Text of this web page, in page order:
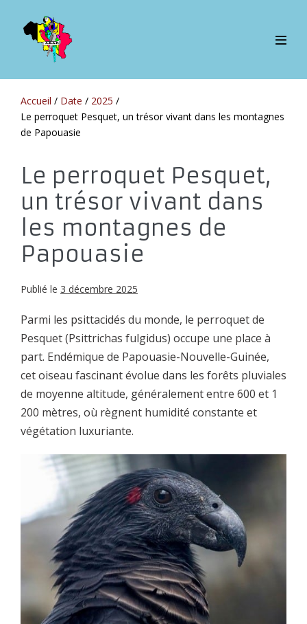
contenu
Accueil / Date / 2025 /
Le perroquet Pesquet, un trésor vivant dans les montagnes
de Papouasie
Le perroquet Pesquet,
un trésor vivant dans
les montagnes de
Papouasie
Publié le 3 décembre 2025
Parmi les psittacidés du monde, le perroquet de
Pesquet (Psittrichas fulgidus) occupe une place à
part. Endémique de Papouasie-Nouvelle-Guinée,
cet oiseau fascinant évolue dans les forêts pluviales
de moyenne altitude, généralement entre 600 et 1
200 mètres, où règnent humidité constante et
végétation luxuriante.